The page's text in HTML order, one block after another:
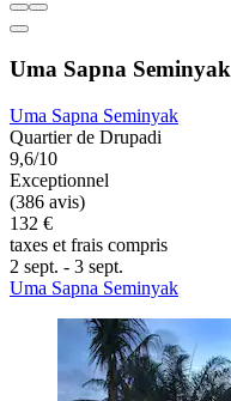
Uma Sapna Seminyak
Uma Sapna Seminyak
Quartier de Drupadi
9,6/10
Exceptionnel
(386 avis)
132 €
taxes et frais compris
2 sept. - 3 sept.
Uma Sapna Seminyak